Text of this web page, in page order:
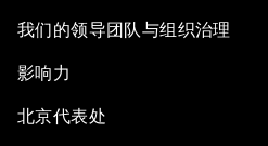
我们的领导团队与组织治理
影响力
北京代表处